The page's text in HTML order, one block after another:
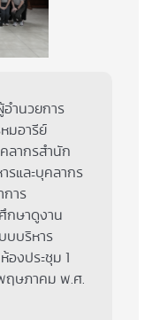
ำนวยการ
มอารีย์
ลากรสำนัก
รและบุคลากร
การ
กษาดูงาน
บบริหาร
งประชุม 1
ฤษภาคม พ.ศ.